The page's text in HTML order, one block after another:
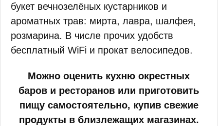
букет вечнозелёных кустарников и
ароматных трав: мирта, лавра, шалфея,
розмарина. В числе прочих удобств
бесплатный WiFi и прокат велосипедов.
Можно оценить кухню окрестных
баров и ресторанов или приготовить
пищу самостоятельно, купив свежие
продукты в близлежащих магазинах.